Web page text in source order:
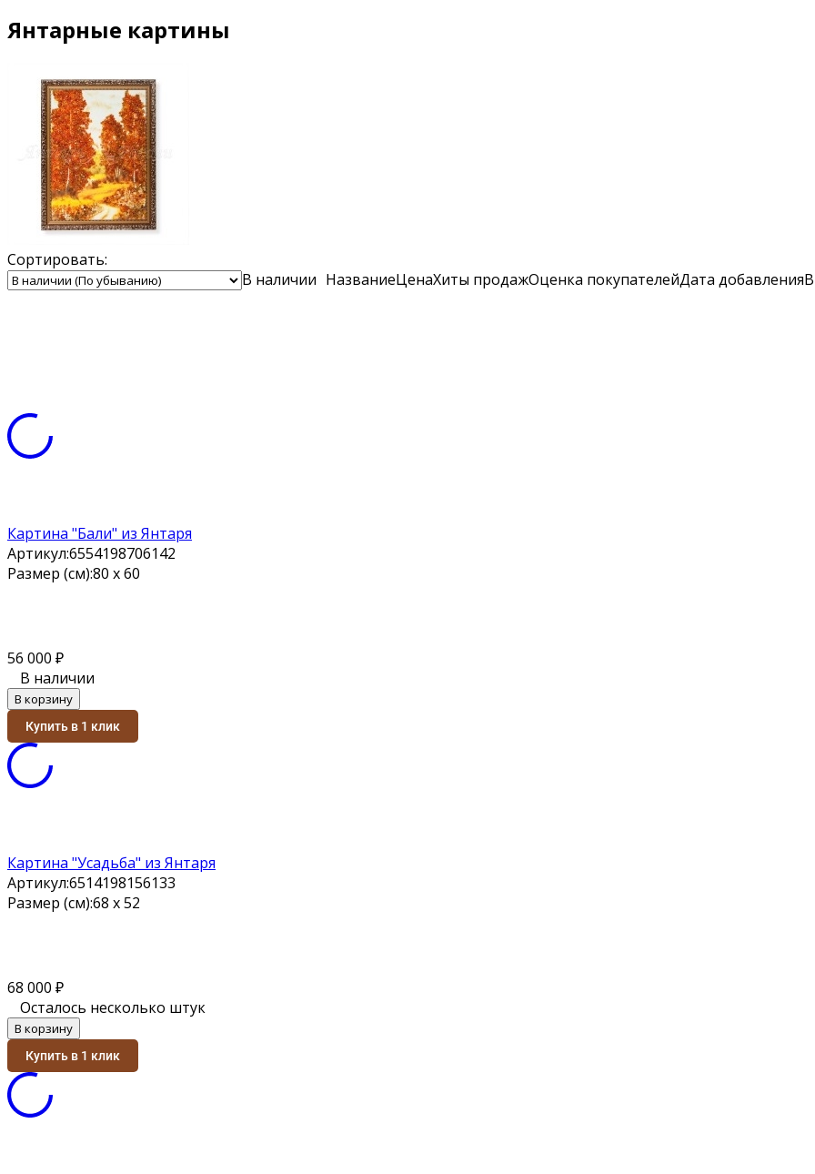
Янтарные картины
Сортировать:
В наличии НазваниеЦенаХиты продажОценка покупателейДата добавления
Картина "Бали" из Янтаря
Артикул:6554198706142
Размер (см):80 х 60
56 000 ₽
В наличии
В корзину
Купить в 1 клик
Картина "Усадьба" из Янтаря
Артикул:6514198156133
Размер (см):68 х 52
68 000 ₽
Осталось несколько штук
В корзину
Купить в 1 клик